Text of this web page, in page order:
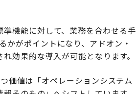
機能に対して、業務を合わせる手
がポイントになり、アドオン・
効果的な導入が可能となります。
価値は「オペレーションシステム